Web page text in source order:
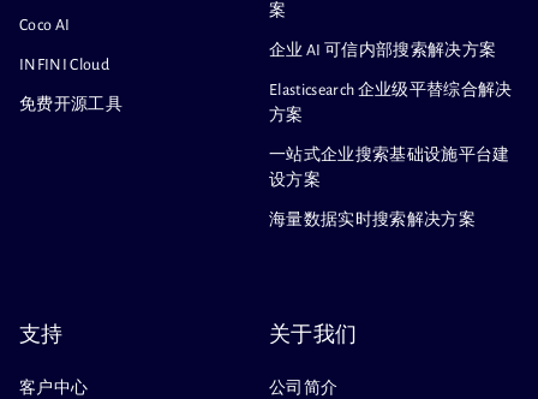
Coco AI
INFINI Cloud
免费开源工具
案
企业 AI 可信内部搜索解决方案
Elasticsearch 企业级平替综合解决
方案
一站式企业搜索基础设施平台建
设方案
海量数据实时搜索解决方案
支持
客户中心
关于我们
公司简介